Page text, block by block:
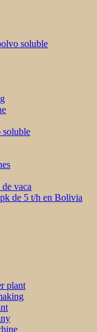
soluble
soluble
vaca
de 5 t/h en Bolivia
plant